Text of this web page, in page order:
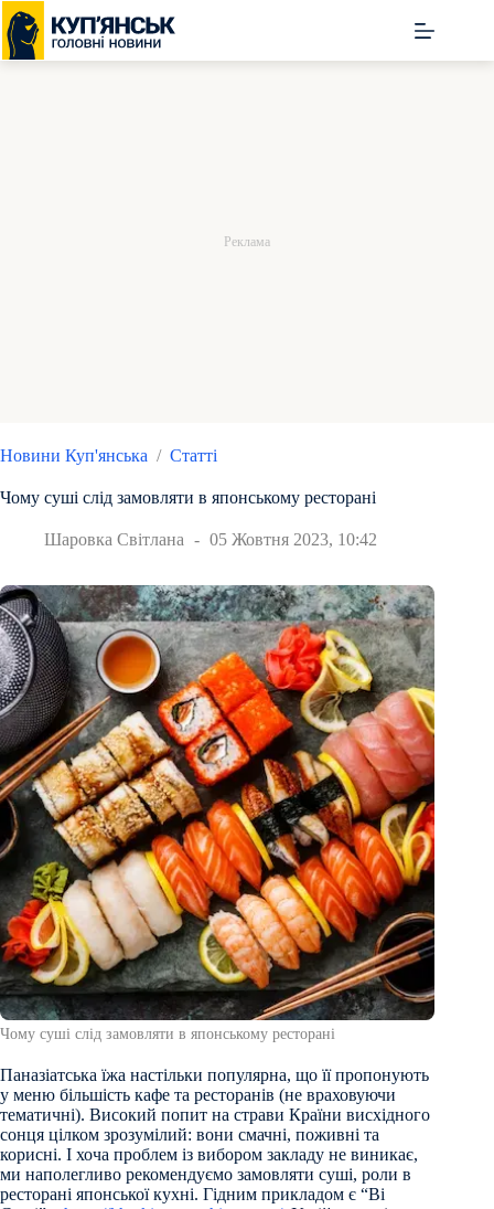
Перейти
до
вмісту
Новини Куп'янська / Статті
Чому суші слід замовляти в японському ресторані
Шаровка Світлана 05 Жовтня 2023, 10:42
Чому суші слід замовляти в японському ресторані
Паназіатська їжа настільки популярна, що її пропонують
у меню більшість кафе та ресторанів (не враховуючи
тематичні). Високий попит на страви Країни висхідного
сонця цілком зрозумілий: вони смачні, поживні та
корисні. І хоча проблем із вибором закладу не виникає,
ми наполегливо рекомендуємо замовляти суші, роли в
ресторані японської кухні. Гідним прикладом є “Ві